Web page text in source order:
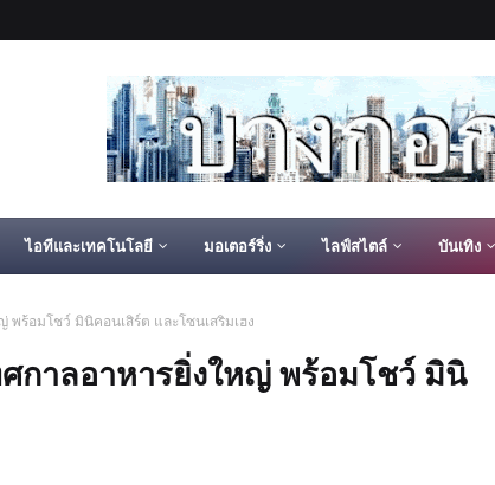
ไอทีและเทคโนโลยี มอเตอร์ริ่ง ไลฟ์สไตล์ บันเทิง
พร้อมโชว์ มินิคอนเสิร์ต และโซนเสริมเฮง
ศกาลอาหารยิ่งใหญ่ พร้อมโชว์ มินิ